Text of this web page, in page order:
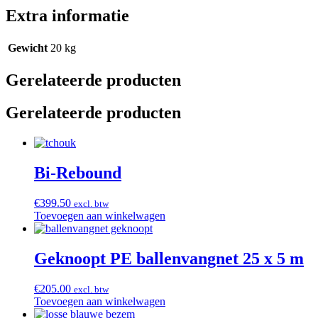
Extra informatie
Gewicht 20 kg
Gerelateerde producten
Gerelateerde producten
Bi-Rebound
€399.50 excl. btw
Toevoegen aan winkelwagen
Geknoopt PE ballenvangnet 25 x 5 m
€205.00 excl. btw
Toevoegen aan winkelwagen